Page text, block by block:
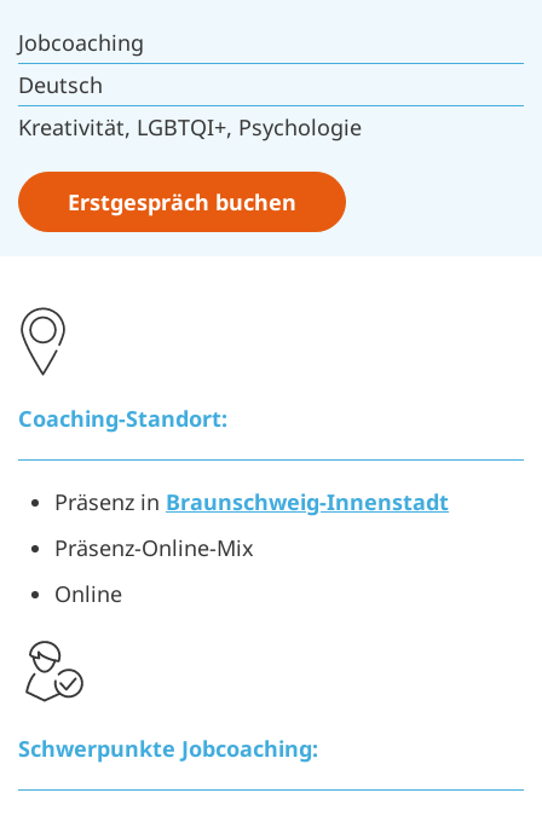
Jobcoaching
Deutsch
Kreativität, LGBTQI+, Psychologie
Erstgespräch buchen
Coaching-Standort:
Präsenz in Braunschweig-Innenstadt
Präsenz-Online-Mix
Online
Schwerpunkte Jobcoaching: